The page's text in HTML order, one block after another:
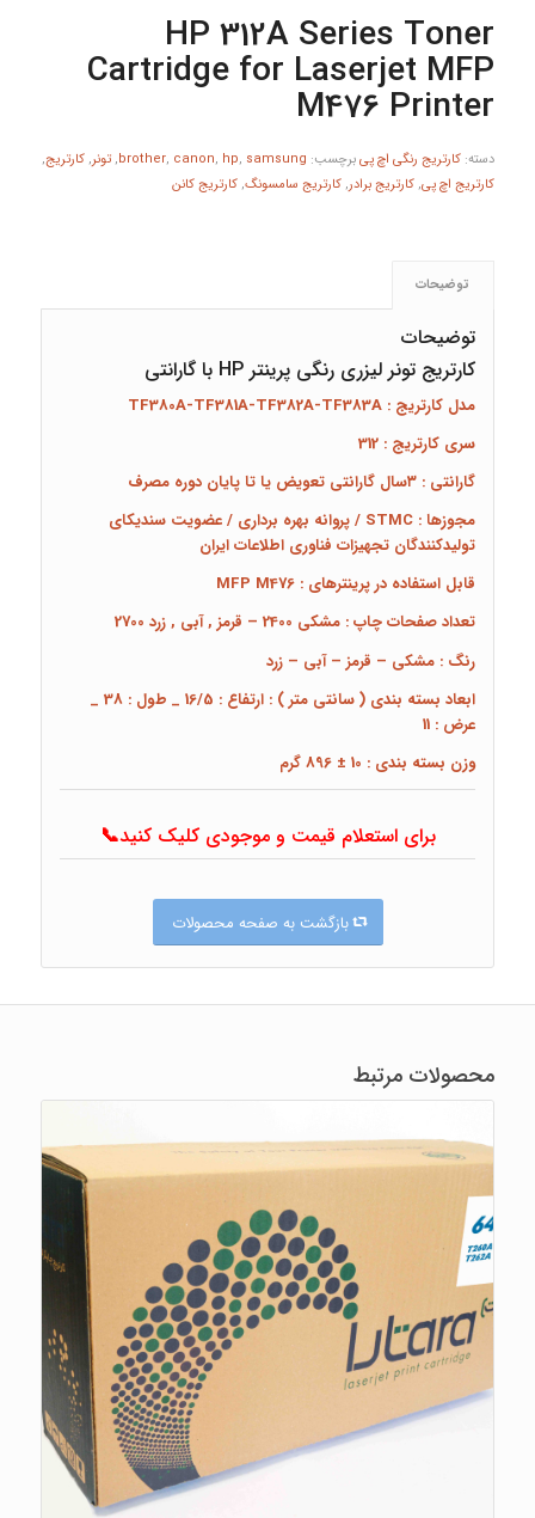
HP 312A Series Toner
Cartridge for Laserjet MFP
M476 Printer
دسته: کارتریج رنگی اچ پی برچسب: brother, canon, hp, samsung
,تونر,کارتریج,
کارتریج اچ پی,کارتریج برادر,کارتریج سامسونگ,کارتریج کانن
توضیحات
توضیحات
کارتریج تونر لیزری رنگی پرینتر HP با گارانتی
مدل کارتریج : TF380A-TF381A-TF382A-TF383A
سری کارتریج : 312
گارانتی : ۳سال گارانتی تعویض یا تا پایان دوره مصرف
مجوزها : STMC / پروانه بهره برداری / عضویت سندیکای
تولیدکنندگان تجهیزات فناوری اطلاعات ایران
قابل استفاده در پرینترهای : MFP M476
تعداد صفحات چاپ : مشکی 2400 – قرمز , آبی , زرد 2700
رنگ : مشکی – قرمز – آبی – زرد
ابعاد بسته بندی ( سانتی متر ) :
ارتفاع : 16/5 _ طول : 38 _
عرض : 11
وزن بسته بندی : 10 ± 896 گرم
برای استعلام قیمت و موجودی کلیک کنید📞
بازگشت به صفحه محصولات
محصولات مرتبط